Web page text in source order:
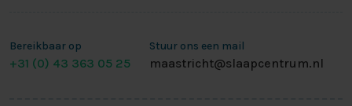
Bereikbaar op
+31 (0) 43 363 05 25
Stuur ons een mail
maastricht@slaapcentrum.nl